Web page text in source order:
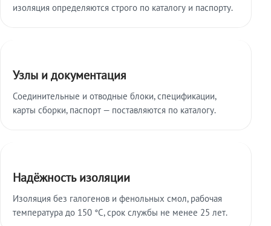
изоляция определяются строго по каталогу и паспорту.
Узлы и документация
Соединительные и отводные блоки, спецификации,
карты сборки, паспорт — поставляются по каталогу.
Надёжность изоляции
Изоляция без галогенов и фенольных смол, рабочая
температура до 150 °C, срок службы не менее 25 лет.